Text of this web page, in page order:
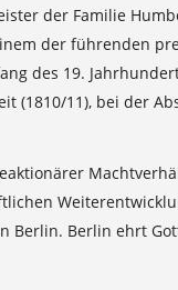
der Familie
der führenden
des 19.
(1810/11), bei der
Berlin. Berlin ehrt